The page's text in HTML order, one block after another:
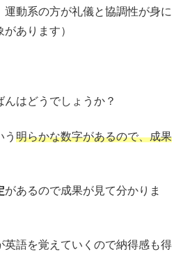
運動系の方が礼儀と協調性が身に
あります）
はどうでしょうか？
う 明らかな数字があるので、成果
があるので成果が見て分かりま
英語を覚えていくので納得感も得